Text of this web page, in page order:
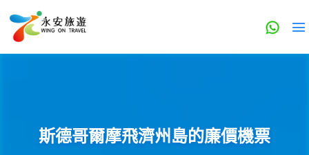
斯德哥爾摩飛濟州島的廉價機票